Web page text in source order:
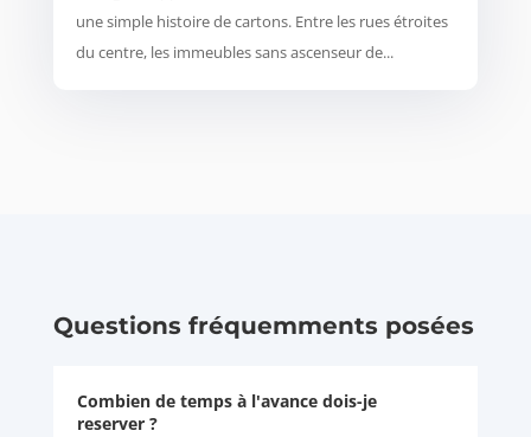
une simple histoire de cartons. Entre les rues étroites
du centre, les immeubles sans ascenseur de...
Questions fréquemments posées
Combien de temps à l'avance dois-je
reserver ?